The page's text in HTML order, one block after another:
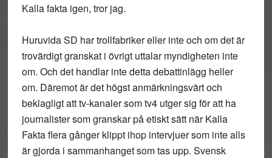
Kalla fakta igen, tror jag.
Huruvida SD har trollfabriker eller inte och om det är
trovärdigt granskat i övrigt uttalar myndigheten inte
om. Och det handlar inte detta debattinlägg heller
om. Däremot är det högst anmärkningsvärt och
beklagligt att tv-kanaler som tv4 utger sig för att ha
journalister som granskar på etiskt sätt när Kalla
Fakta flera gånger klippt ihop intervjuer som inte alls
är gjorda i sammanhanget som tas upp. Svensk